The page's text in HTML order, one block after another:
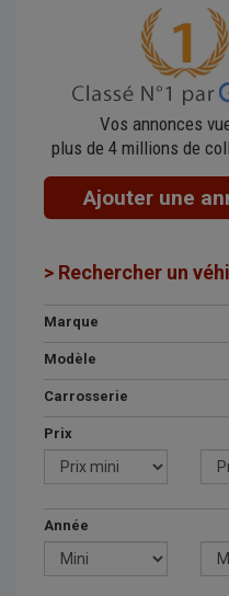
Vos annonces
plus de 4 millions de
Ajouter une
> Rechercher un
Marque
Modèle
Carrosserie
Prix
Année